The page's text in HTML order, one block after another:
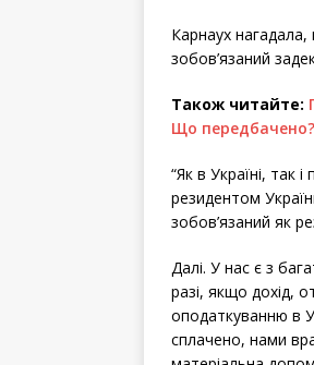
Карнаух
зобов’язаний
Також читайте:
Що передбачено?
“Як в Україні,
резидентом
зобов’язаний як
Далі. У нас є з
разі, якщо дохід,
оподаткуванню в
сплачено, нами